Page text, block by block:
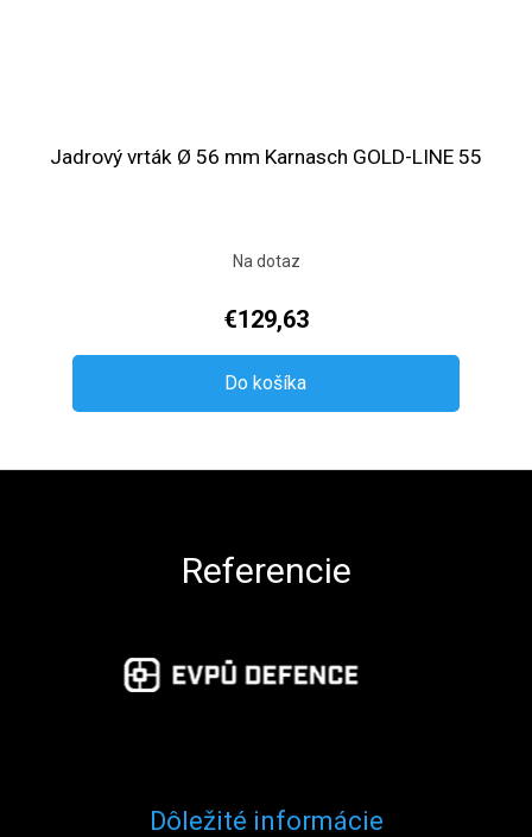
Jadrový vrták Ø 56 mm Karnasch GOLD-LINE 55
Na dotaz
€129,63
Do košíka
Referencie
Dôležité informácie